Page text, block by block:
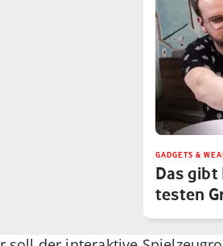
GADGETS &
Das gibt
testen